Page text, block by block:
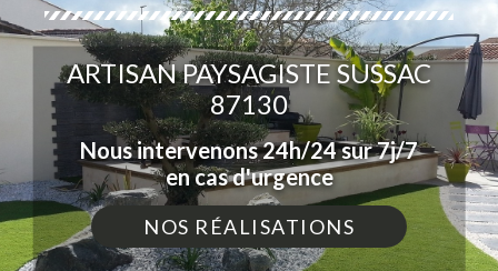
ARTISAN PAYSAGISTE SUSSAC
87130
Nous intervenons 24h/24 sur 7j/7
en cas d'urgence
NOS RÉALISATIONS